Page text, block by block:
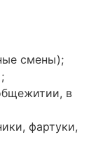
смены);
в
фартуки,